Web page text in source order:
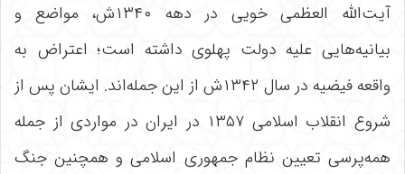
آیت‌الله العظمی خویی در دهه ۱۳۴۰ش، مواضع و
بیانیه‌هایی علیه دولت پهلوی داشته است؛ اعتراض به
واقعه فیضیه در سال ۱۳۴۲ش از این جمله‌اند. ایشان پس از
شروع انقلاب اسلامی ۱۳۵۷ در ایران در مواردی از جمله
همه‌پرسی تعیین نظام جمهوری اسلامی و همچنین جنگ